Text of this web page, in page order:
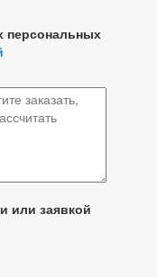
персональных
или заявкой